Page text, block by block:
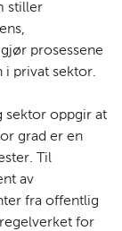
stiller
prosessene
i privat sektor.
sektor oppgir at
grad er en
Til
av
fra offentlig
for